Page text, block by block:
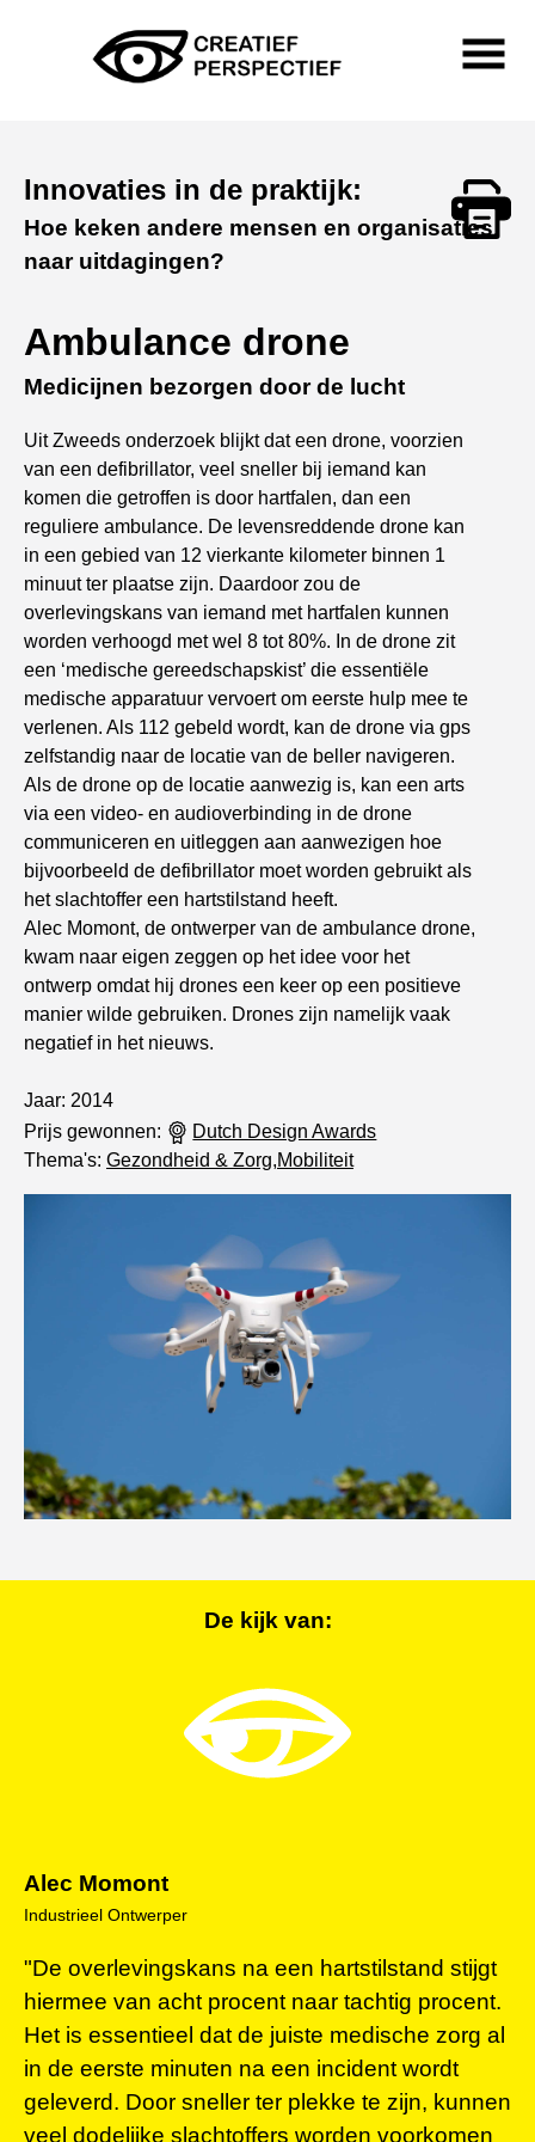
Innovaties in de praktijk:
Hoe keken andere mensen en organisaties
naar uitdagingen?
Ambulance drone
Medicijnen bezorgen door de lucht
Uit Zweeds onderzoek blijkt dat een drone, voorzien
van een defibrillator, veel sneller bij iemand kan
komen die getroffen is door hartfalen, dan een
reguliere ambulance. De levensreddende drone kan
in een gebied van 12 vierkante kilometer binnen 1
minuut ter plaatse zijn. Daardoor zou de
overlevingskans van iemand met hartfalen kunnen
worden verhoogd met wel 8 tot 80%. In de drone zit
een ‘medische gereedschapskist’ die essentiële
medische apparatuur vervoert om eerste hulp mee te
verlenen. Als 112 gebeld wordt, kan de drone via gps
zelfstandig naar de locatie van de beller navigeren.
Als de drone op de locatie aanwezig is, kan een arts
via een video- en audioverbinding in de drone
communiceren en uitleggen aan aanwezigen hoe
bijvoorbeeld de defibrillator moet worden gebruikt als
het slachtoffer een hartstilstand heeft.
Alec Momont, de ontwerper van de ambulance drone,
kwam naar eigen zeggen op het idee voor het
ontwerp omdat hij drones een keer op een positieve
manier wilde gebruiken. Drones zijn namelijk vaak
negatief in het nieuws.
Jaar: 2014
Prijs gewonnen:
Dutch Design Awards
Thema's: Gezondheid & Zorg,Mobiliteit
De kijk van:
Alec Momont
Industrieel Ontwerper
"De overlevingskans na een hartstilstand stijgt
hiermee van acht procent naar tachtig procent.
Het is essentieel dat de juiste medische zorg al
in de eerste minuten na een incident wordt
geleverd. Door sneller ter plekke te zijn, kunnen
veel dodelijke slachtoffers worden voorkomen